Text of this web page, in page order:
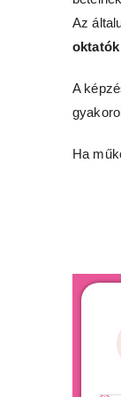
Az
oktatók
A
Ha